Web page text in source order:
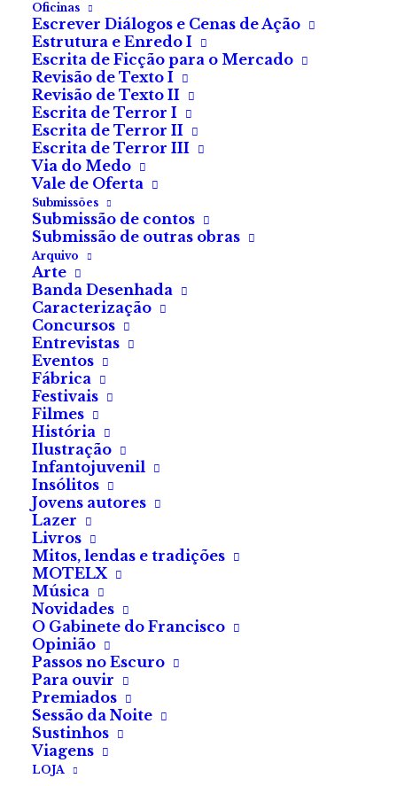
Oficinas
Escrever Diálogos e Cenas de Ação
Estrutura e Enredo I
Escrita de Ficção para o Mercado
Revisão de Texto I
Revisão de Texto II
Escrita de Terror I
Escrita de Terror II
Escrita de Terror III
Via do Medo
Vale de Oferta
Submissões
Submissão de contos
Submissão de outras obras
Arquivo
Arte
Banda Desenhada
Caracterização
Concursos
Entrevistas
Eventos
Fábrica
Festivais
Filmes
História
Ilustração
Infantojuvenil
Insólitos
Jovens autores
Lazer
Livros
Mitos, lendas e tradições
MOTELX
Música
Novidades
O Gabinete do Francisco
Opinião
Passos no Escuro
Para ouvir
Premiados
Sessão da Noite
Sustinhos
Viagens
LOJA
A pele cai-me aos farrapos. As pálpebras colam-se e
a boca fica amarrada ao que resta de uma dentadura
gasta.
Sinto que este corpo já não me pertence.
Preso a este leito, vislumbro as sombras que vão e
vêm apressadas, ouço as vozes abafadas que nada
me dizem.
Apenas resta a consciência.
Espetam-me com o que parecem farpas acutilantes
que me ferem os órgãos.
Aos poucos, deixo de sentir a dor e concentro-me,
alheio ao soro que me corre pelas veias. Não sei para
quê prolongar isto.
Anestesiado, constato que sou cadáver. Consigo ainda
ouvir o afiar dos instrumentos, e as vozes, novamente:
— Uma espécie nova, que emocionante! Por onde é
que começamos a autópsia?
*Este texto foi redigido segundo o Acordo
Ortográfico de 1945
SOBRE A AUTORA